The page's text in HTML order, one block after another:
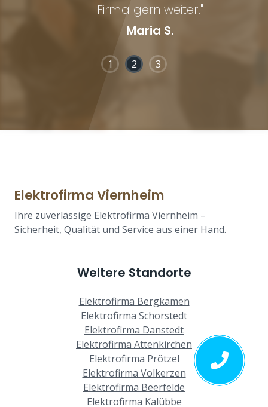
Firma gern weiter."
Maria S.
1 2 3
Elektrofirma Viernheim
Ihre zuverlässige Elektrofirma Viernheim –
Sicherheit, Qualität und Service aus einer Hand.
Weitere Standorte
Elektrofirma Bergkamen
Elektrofirma Schorstedt
Elektrofirma Danstedt
Elektrofirma Attenkirchen
Elektrofirma Prötzel
Elektrofirma Volkerzen
Elektrofirma Beerfelde
Elektrofirma Kalübbe